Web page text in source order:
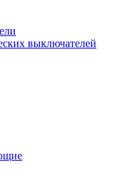
выключателей